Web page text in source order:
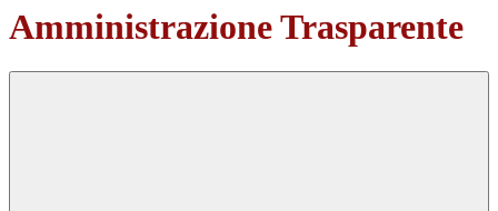
Amministrazione Trasparente